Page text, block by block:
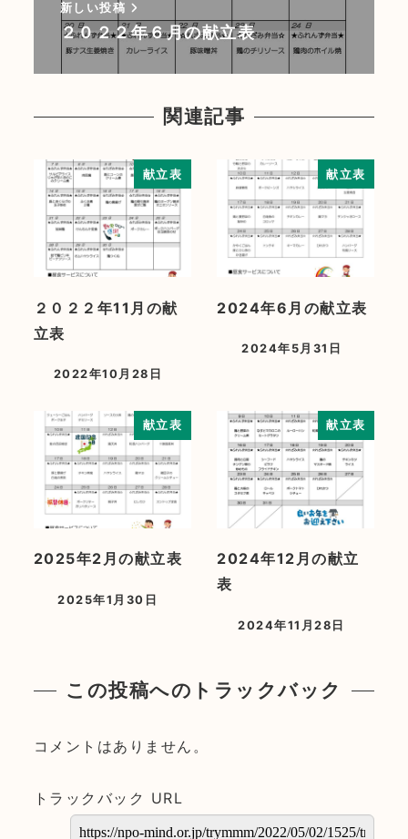
新しい投稿
２０２２年６月の献立表
関連記事
献立表
２０２２年11月の献
立表
2022年10月28日
献立表
2024年6月の献立表
2024年5月31日
献立表
2025年2月の献立表
2025年1月30日
献立表
2024年12月の献立
表
2024年11月28日
この投稿へのトラックバック
コメントはありません。
トラックバック URL